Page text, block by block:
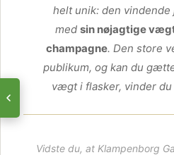
helt unik: den
med sin nøjagtige
champagne. Den store
publikum, og kan du
vægt i flasker, vinder
Vidste du, at Klampenborg